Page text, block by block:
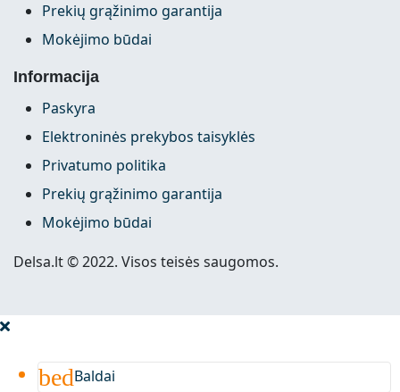
Prekių grąžinimo garantija
Mokėjimo būdai
Informacija
Paskyra
Elektroninės prekybos taisyklės
Privatumo politika
Prekių grąžinimo garantija
Mokėjimo būdai
Delsa.lt © 2022. Visos teisės saugomos.
bedBaldai